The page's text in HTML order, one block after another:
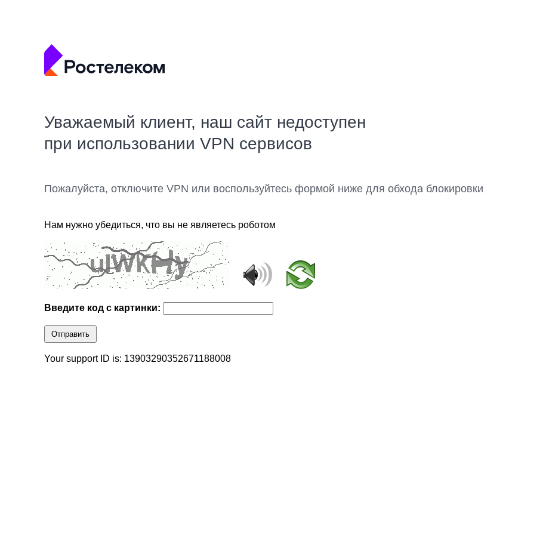
Уважаемый клиент, наш сайт недоступен
при использовании VPN сервисов
Пожалуйста, отключите VPN или воспользуйтесь формой ниже для обхода блокировки
Нам нужно убедиться, что вы не являетесь роботом
Введите код с картинки:
Отправить
Your support ID is: 13903290352671188008